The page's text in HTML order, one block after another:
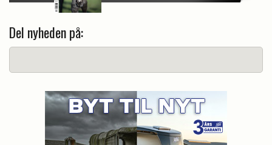
Del nyheden på: